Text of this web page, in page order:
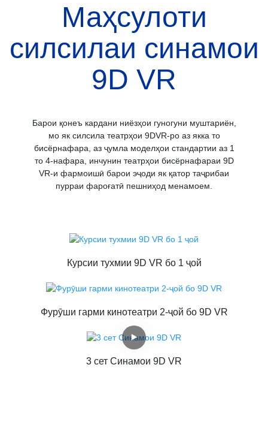
Маҳсулоти
силсилаи синамои
9D VR
Барои қонеъ кардани ниёзҳои гуногуни муштариён,
мо як силсила театрҳои 9DVR-ро аз якка то
бисёрнафара, аз ҷумла моделҳои стандартии аз 1
то 4-нафара, инчунин театрҳои бисёрнафараи 9D
VR-и фармоишӣ барои эҷоди як қатор таҷрибаи
пурраи фароғатӣ пешниҳод менамоем.
Курсии тухмии 9D VR бо 1 ҷой
Фурӯши гарми кинотеатри 2-ҷой бо 9D VR
3 сет Синамои 9D VR